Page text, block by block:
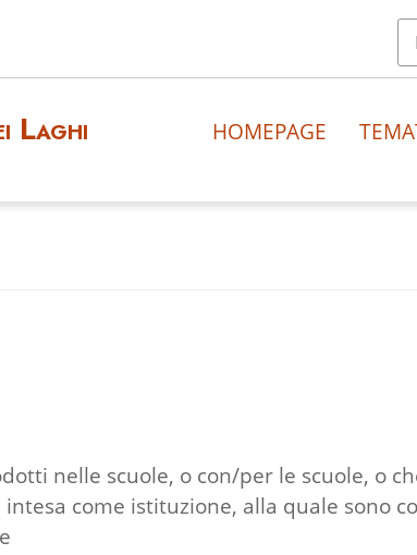
Laghi HOMEPAGE
nelle scuole, o con/per le scuole, o
come istituzione, alla quale sono